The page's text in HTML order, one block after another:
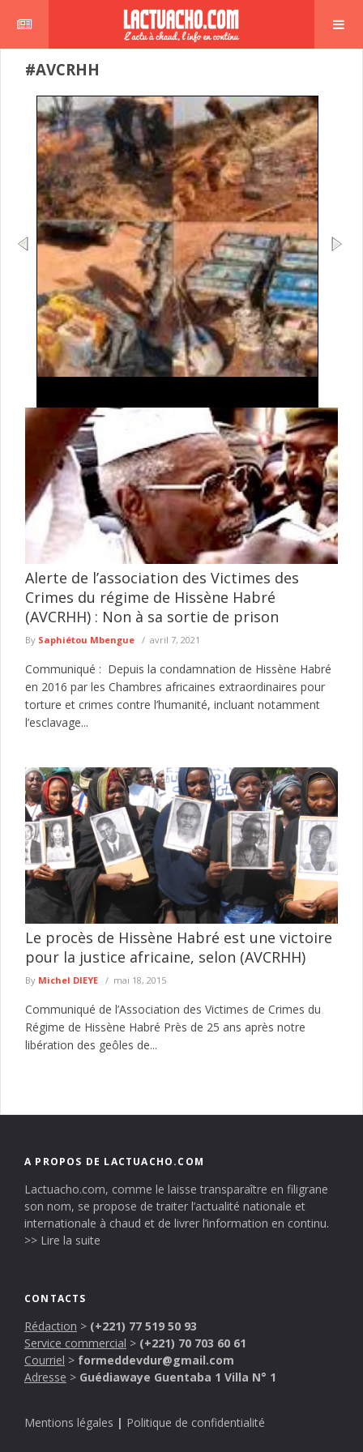
#AVCRHH
l'exploitation minière clandestine
La Gendarmerie nationale poursuit ses opérations de lutte
contre l'exploitation illégale des ressources naturelles dans l'Est
du Sénégal. Dans le ...
lire plus
Alerte de l’association des Victimes des
Crimes du régime de Hissène Habré
(AVCRHH) : Non à sa sortie de prison
By Saphiétou Mbengue avril 7, 2021
Communiqué : Depuis la condamnation de Hissène Habré
en 2016 par les Chambres africaines extraordinaires pour
torture et crimes contre l’humanité, incluant notamment
l’esclavage...
Le procès de Hissène Habré est une victoire
pour la justice africaine, selon (AVCRHH)
By Michel DIEYE mai 18, 2015
Communiqué de l’Association des Victimes de Crimes du
Régime de Hissène Habré Près de 25 ans après notre
libération des geôles de...
A PROPOS DE LACTUACHO.COM
Lactuacho.com, comme le laisse transparaître en filigrane
son nom, se propose de traiter l’actualité nationale et
internationale à chaud et de livrer l’information en continu.
>> Lire la suite
CONTACTS
Rédaction > (+221) 77 519 50 93
Service commercial > (+221) 70 703 60 61
Courriel > formeddevdur@gmail.com
Adresse > Guédiawaye Guentaba 1 Villa N° 1
Mentions légales | Politique de confidentialité